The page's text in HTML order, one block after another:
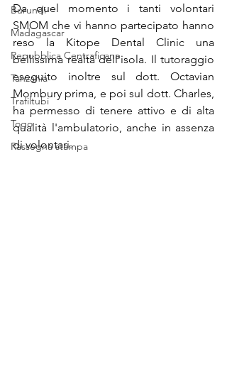
Burundi
Madagascar
Repubblica Centraficana
Tanzania
Trafiltubi
Togo
Rassegna stampa
Da quel momento i tanti volontari
SMOM che vi hanno partecipato hanno
reso la Kitope Dental Clinic una
bellissima realtà dell'isola. Il tutoraggio
eseguito inoltre sul dott. Octavian
Mombury prima, e poi sul dott. Charles,
ha permesso di tenere attivo e di alta
qualità l'ambulatorio, anche in assenza
di volontari.